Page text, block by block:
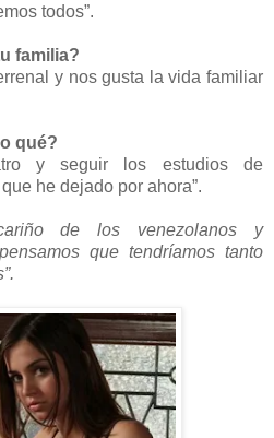
todos”.
familia?
y nos gusta la vida familiar
qué?
y seguir los estudios de
he dejado por ahora”.
de los venezolanos y
que tendríamos tanto